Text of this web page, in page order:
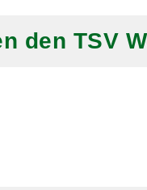
den TSV